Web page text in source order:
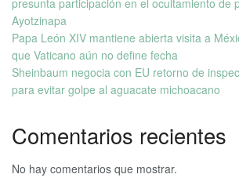
Ayotzinapa
Papa León XIV mantiene abierta visita a
que Vaticano aún no define fecha
Sheinbaum negocia con EU retorno de
para evitar golpe al aguacate michoacano
Comentarios recientes
No hay comentarios que mostrar.